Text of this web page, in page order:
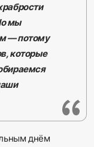
мы
— потому
которые
днём